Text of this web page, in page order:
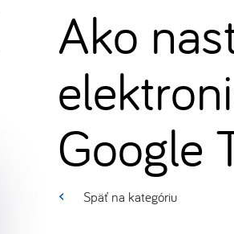
Späť na kategóriu
Ako
Google